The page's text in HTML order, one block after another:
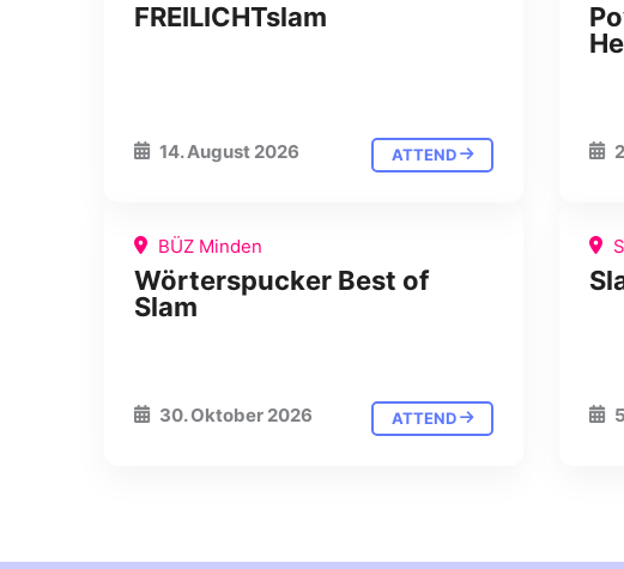
FREILICHTslam
14. August 2026 ATTEND
BÜZ Minden
Wörterspucker Best of
Slam
30. Oktober 2026 ATTEND